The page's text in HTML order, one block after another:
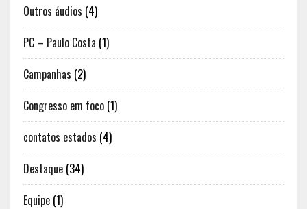
Outros áudios (4)
PC – Paulo Costa (1)
Campanhas (2)
Congresso em foco(1)
contatos estados (4)
Destaque(34)
Equipe(1)